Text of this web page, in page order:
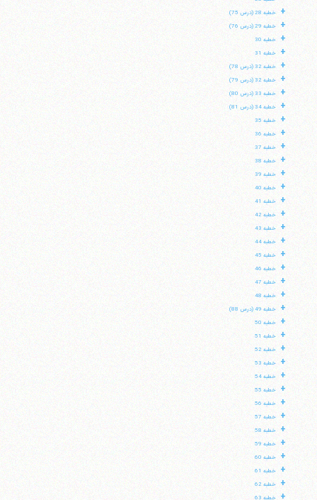
+ خطبه 28 (درس 75)
+ خطبه 29 (درس 76)
+ خطبه 30
+ خطبه 31
+ خطبه 32 (درس 78)
+ خطبه 32 (درس 79)
+ خطبه 33 (درس 80)
+ خطبه 34 (درس 81)
+ خطبه 35
+ خطبه 36
+ خطبه 37
+ خطبه 38
+ خطبه 39
+ خطبه 40
+ خطبه 41
+ خطبه 42
+ خطبه 43
+ خطبه 44
+ خطبه 45
+ خطبه 46
+ خطبه 47
+ خطبه 48
+ خطبه 49 (درس 88)
+ خطبه 50
+ خطبه 51
+ خطبه 52
+ خطبه 53
+ خطبه 54
+ خطبه 55
+ خطبه 56
+ خطبه 57
+ خطبه 58
+ خطبه 59
+ خطبه 60
+ خطبه 61
+ خطبه 62
+ خطبه 63